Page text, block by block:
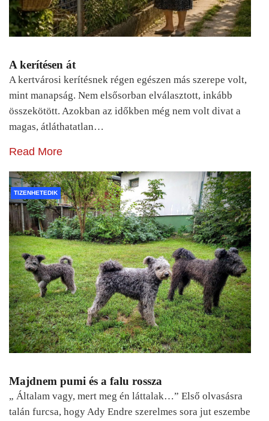
A kerítésen át
A kertvárosi kerítésnek régen egészen más szerepe volt,
mint manapság. Nem elsősorban elválasztott, inkább
összekötött. Azokban az időkben még nem volt divat a
magas, átláthatatlan…
Read More
TIZENHETEDIK
Majdnem pumi és a falu rossza
„ Általam vagy, mert meg én láttalak…” Első olvasásra
talán furcsa, hogy Ady Endre szerelmes sora jut eszembe